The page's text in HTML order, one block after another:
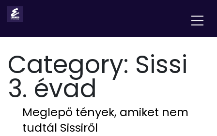
Category: Sissi
3. évad
Meglepő tények, amiket nem
tudtál Sissiről